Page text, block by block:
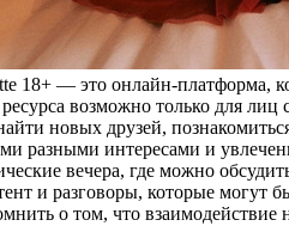
18+ — это онлайн-платформа,
возможно только для
новых друзей,
разными интересами и
вечера, где можно
и разговоры, которые
о том, что взаимодействие